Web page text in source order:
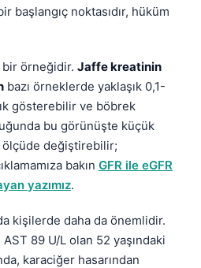
başlangıç noktasıdır, hüküm
örneğidir. Jaffe kreatinin
bazı örneklerde yaklaşık 0,1-
gösterebilir ve böbrek
bu görünüşte küçük
ölçüde değiştirebilir;
bakın GFR ile eGFR
yazımız.
kişilerde daha da önemlidir.
89 U/L olan 52 yaşındaki
karaciğer hasarından